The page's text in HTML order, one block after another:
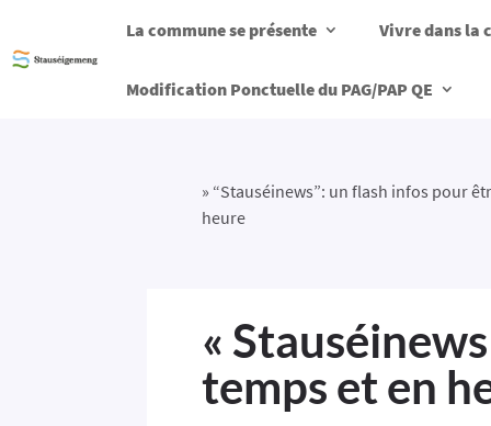
La commune se présente Vivre dans la
Modification Ponctuelle du PAG/PAP QE
» “Stauséinews”: un flash infos pour
heure
«
temps et en